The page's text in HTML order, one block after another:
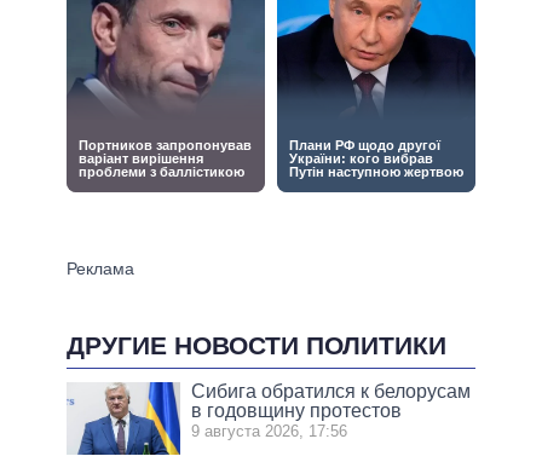
ДРУГИЕ НОВОСТИ ПОЛИТИКИ
Сибига обратился к белорусам
в годовщину протестов
9 августа 2026, 17:56